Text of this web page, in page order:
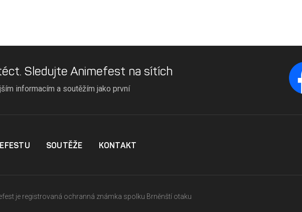
Sledujte Animefest na sítích
informacím a soutěžím jako první
SOUTĚŽE KONTAKT
je registrovaná ochranná známka spolku Brněnští otaku